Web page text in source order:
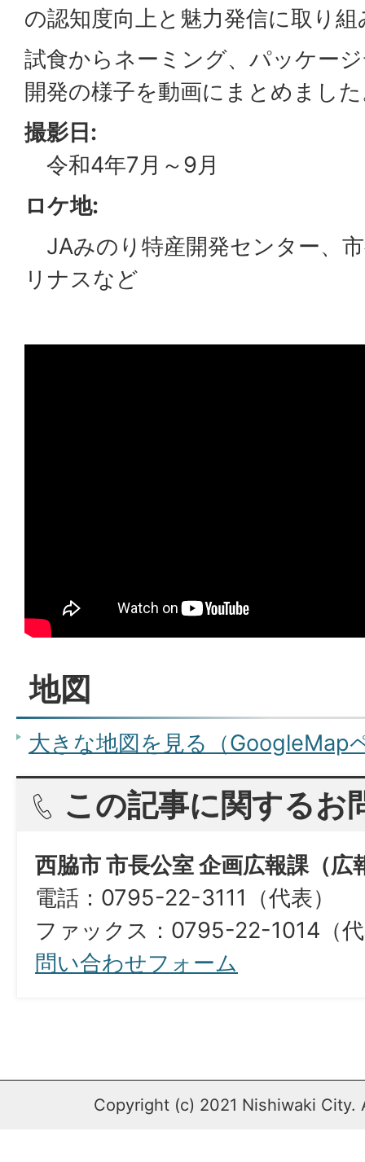
の認知度向上と魅力発信に取り
試食からネーミング、パッケー
開発の様子を動画にまとめまし
撮影日:
令和4年7月～9月
ロケ地:
JAみのり特産開発センター、
リナスなど
地図
大きな地図を見る（GoogleMap
この記事に関するお
西脇市 市長公室 企画広報課（広
電話：0795-22-3111（代表）
ファックス：0795-22-1014（
問い合わせフォーム
Copyright (c) 2021 Nishiwaki City.